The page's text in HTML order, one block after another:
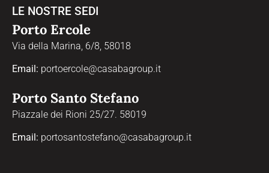
LE NOSTRE SEDI
Porto Ercole
Via della Marina, 6/8, 58018
Email: portoercole@casabagroup.it
Porto Santo Stefano
Piazzale dei Rioni 25/27. 58019
Email: portosantostefano@casabagroup.it